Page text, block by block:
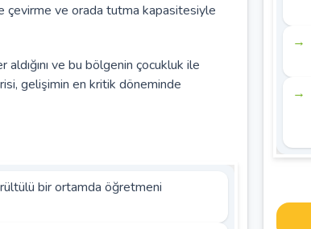
çevirme ve orada tutma kapasitesiyle
ve bu bölgenin çocukluk ile
gelişimin en kritik döneminde
bir ortamda öğretmeni